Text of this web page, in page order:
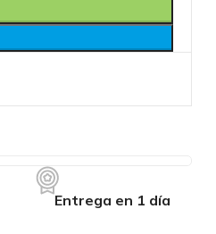
Entrega en 1 día